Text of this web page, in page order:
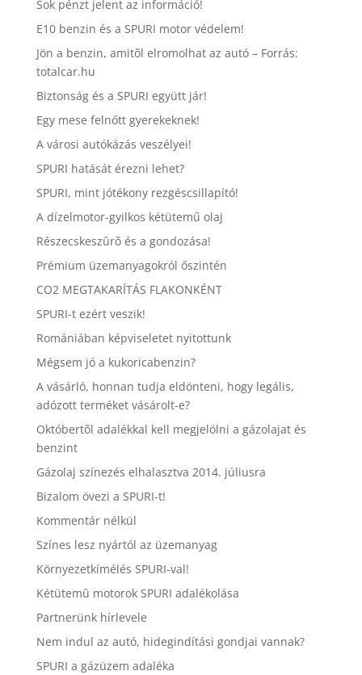
Sok pénzt jelent az információ!
E10 benzin és a SPURI motor védelem!
Jön a benzin, amitõl elromolhat az autó – Forrás:
totalcar.hu
Biztonság és a SPURI együtt jár!
Egy mese felnőtt gyerekeknek!
A városi autókázás veszélyei!
SPURI hatását érezni lehet?
SPURI, mint jótékony rezgéscsillapító!
A dízelmotor-gyilkos kétütemű olaj
Részecskeszûrõ és a gondozása!
Prémium üzemanyagokról őszintén
CO2 MEGTAKARÍTÁS FLAKONKÉNT
SPURI-t ezért veszik!
Romániában képviseletet nyitottunk
Mégsem jó a kukoricabenzin?
A vásárló, honnan tudja eldönteni, hogy legális,
adózott terméket vásárolt-e?
Októbertõl adalékkal kell megjelölni a gázolajat és
benzint
Gázolaj színezés elhalasztva 2014. júliusra
Bizalom övezi a SPURI-t!
Kommentár nélkül
Színes lesz nyártól az üzemanyag
Környezetkímélés SPURI-val!
Kétütemû motorok SPURI adalékolása
Partnerünk hírlevele
Nem indul az autó, hidegindítási gondjai vannak?
SPURI a gázüzem adaléka